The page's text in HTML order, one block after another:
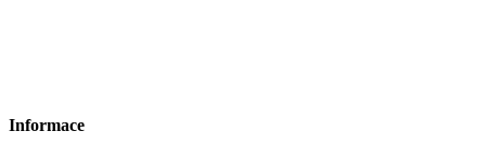
Informace